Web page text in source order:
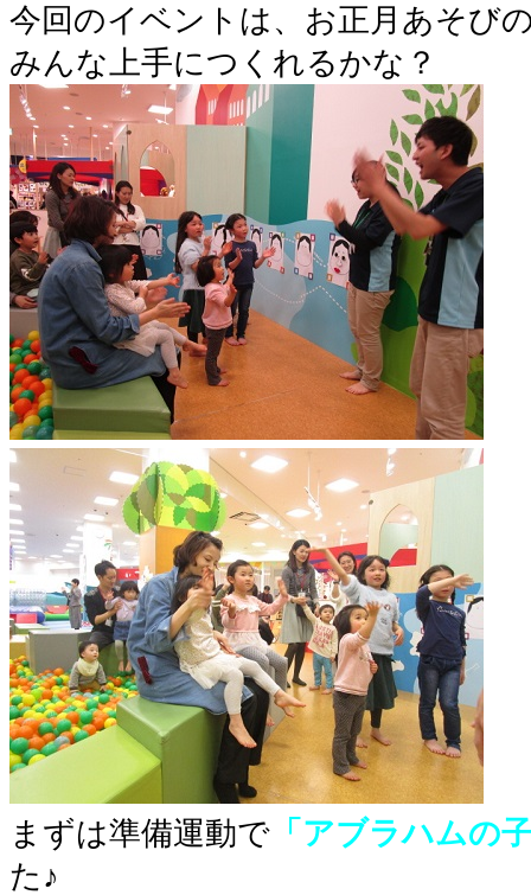
今回のイベントは、お正月あそび
みんな上手につくれるかな？
まずは準備運動で 「アブラハムの
た♪